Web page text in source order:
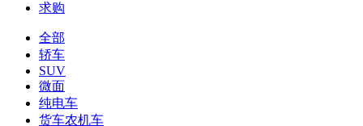
求购
全部
轿车
SUV
微面
纯电车
货车农机车